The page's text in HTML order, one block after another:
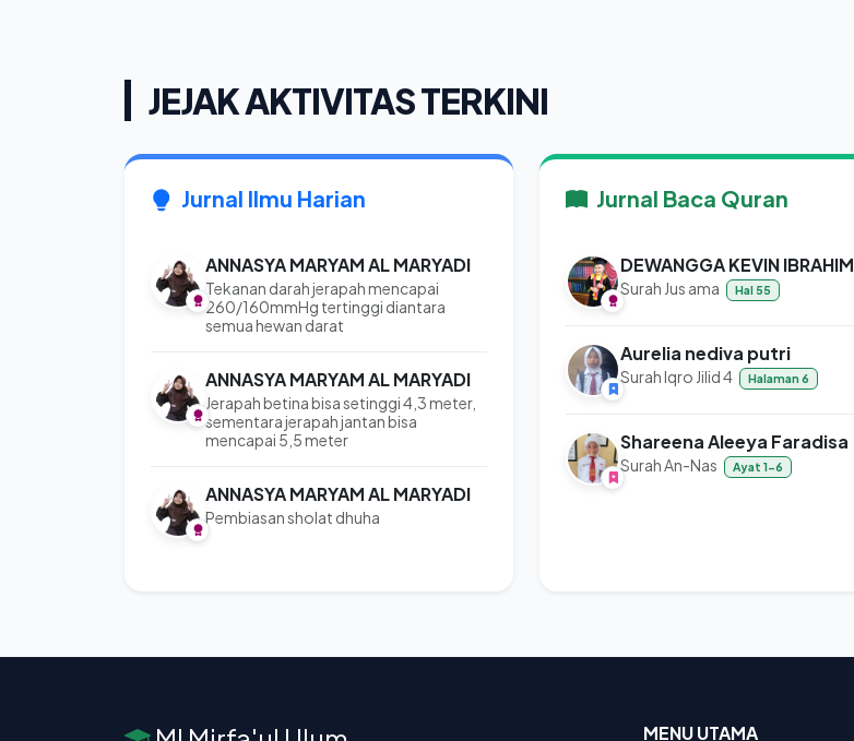
JEJAK AKTIVITAS TERKINI
Jurnal Ilmu Harian
ANNASYA MARYAM AL MARYADI
Tekanan darah jerapah mencapai
260/160mmHg tertinggi diantara
semua hewan darat
ANNASYA MARYAM AL MARYADI
Jerapah betina bisa setinggi 4,3 meter,
sementara jerapah jantan bisa
mencapai 5,5 meter
ANNASYA MARYAM AL MARYADI
Pembiasan sholat dhuha
Jurnal Baca Quran
DEWANGGA KEVIN IBRAHIM
Surah Jus ama Hal 55
Aurelia nediva putri
Surah Iqro Jilid 4 Halaman 6
Shareena Aleeya Faradisa
Surah An-Nas Ayat 1-6
MENU UTAMA